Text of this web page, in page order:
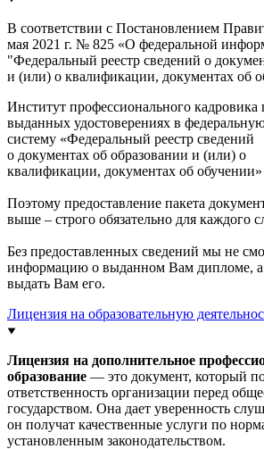
В соответствии с Постановлением
мая 2021 г. № 825 «О федеральной
"Федеральный реестр сведений о
и (или) о квалификации, документах об
Институт профессионального кадровика
выданных удостоверениях в
систему «Федеральный реестр сведений
о документах об образовании и (или) о
квалификации, документах об
Поэтому предоставление пакета
выше – строго обязательно для каждого
Без предоставленных сведений мы не
информацию о выданном Вам дипломе, а
выдать Вам его.
Лицензия на образовательную
Лицензия на дополнительное
образование — это документ, который
ответственность организации перед
государством. Она дает уверенность
он получат качественные услуги по
установленным законодательством.